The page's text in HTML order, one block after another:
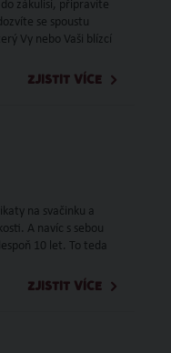
zákulisí, připravíte
se spoustu
Vy nebo Vaši blízcí
ZJISTIT VÍCE
na svačinku a
A navíc s sebou
10 let. To teda
ZJISTIT VÍCE